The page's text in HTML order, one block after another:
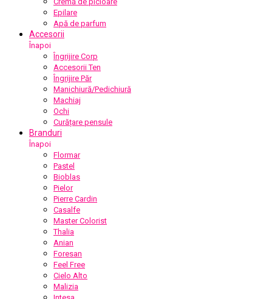
Epilare
Apă de parfum
Accesorii
Înapoi
Îngrijire Corp
Accesorii Ten
Îngrijire Păr
Manichiură/Pedichiură
Machiaj
Ochi
Curățare pensule
Branduri
Înapoi
Flormar
Pastel
Bioblas
Pielor
Pierre Cardin
Casalfe
Master Colorist
Thalia
Anian
Foresan
Feel Free
Cielo Alto
Malizia